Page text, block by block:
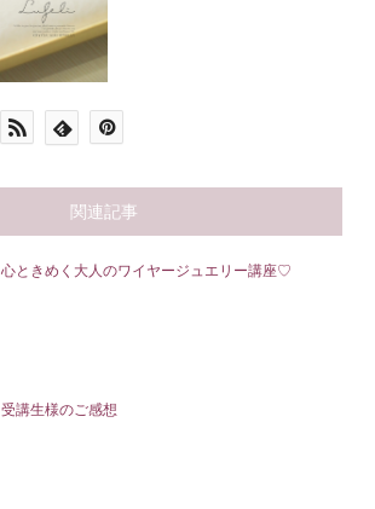
関連記事
心ときめく大人のワイヤージュエリー講座♡
受講生様のご感想